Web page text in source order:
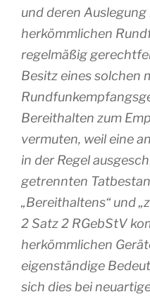
und deren
herkömmlichen
regelmäßig
Besitz eines solchen
Bereithalten zum
vermuten, weil eine
in der Regel
getrennten
„Bereithaltens“ und
2 Satz 2 RGebStV
herkömmlichen
eigenständige
sich dies bei